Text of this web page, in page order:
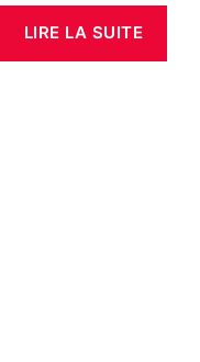
LIRE LA SUITE